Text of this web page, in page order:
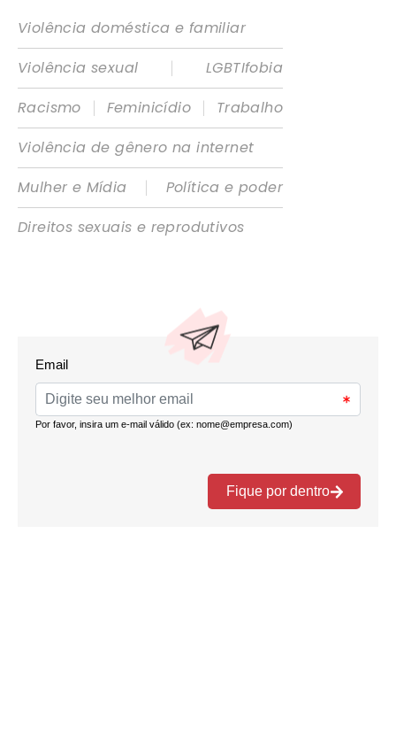
Violência doméstica e familiar
Violência sexual
|
LGBTIfobia
Racismo
| Feminicídio |
Trabalho
Violência de gênero na internet
Mulher e Mídia
|
Política e poder
Direitos sexuais e reprodutivos